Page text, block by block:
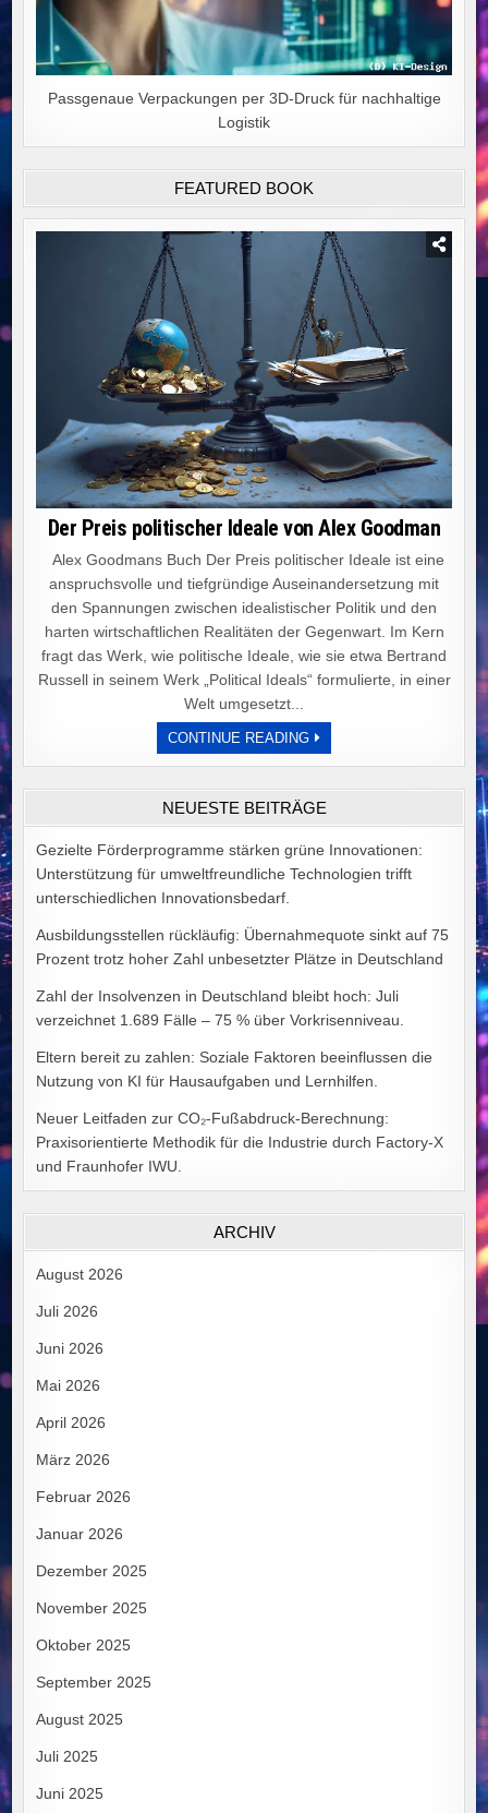
Passgenaue Verpackungen per 3D-Druck für nachhaltige
Logistik
FEATURED BOOK
Der Preis politischer Ideale von Alex Goodman
Alex Goodmans Buch Der Preis politischer Ideale ist eine
anspruchsvolle und tiefgründige Auseinandersetzung mit
den Spannungen zwischen idealistischer Politik und den
harten wirtschaftlichen Realitäten der Gegenwart. Im Kern
fragt das Werk, wie politische Ideale, wie sie etwa Bertrand
Russell in seinem Werk „Political Ideals“ formulierte, in einer
Welt umgesetzt...
CONTINUE READINGDER
PREIS
POLITISCHER
VON
ALEX
GOODMAN
NEUESTE BEITRÄGE
Gezielte Förderprogramme stärken grüne Innovationen:
Unterstützung für umweltfreundliche Technologien trifft
unterschiedlichen Innovationsbedarf.
Ausbildungsstellen rückläufig: Übernahmequote sinkt auf 75
Prozent trotz hoher Zahl unbesetzter Plätze in Deutschland
Zahl der Insolvenzen in Deutschland bleibt hoch: Juli
verzeichnet 1.689 Fälle – 75 % über Vorkrisenniveau.
Eltern bereit zu zahlen: Soziale Faktoren beeinflussen die
Nutzung von KI für Hausaufgaben und Lernhilfen.
Neuer Leitfaden zur CO₂-Fußabdruck-Berechnung:
Praxisorientierte Methodik für die Industrie durch Factory-X
und Fraunhofer IWU.
ARCHIV
August 2026
Juli 2026
Juni 2026
Mai 2026
April 2026
März 2026
Februar 2026
Januar 2026
Dezember 2025
November 2025
Oktober 2025
September 2025
August 2025
Juli 2025
Juni 2025